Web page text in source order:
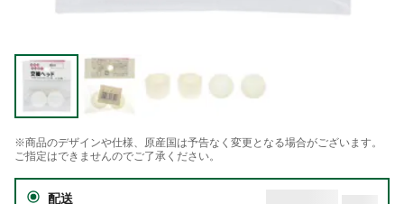
※商品のデザインや仕様、原産国は予告なく変更となる場合がございます。
ご指定はできませんのでご了承ください。
配送